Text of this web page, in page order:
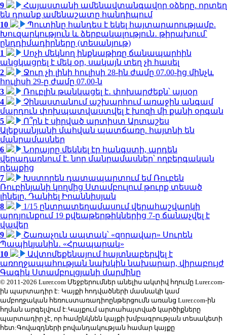
9
Հայաստանի ամենավտանգավոր օձերը. որտեղ
են դրանք ամենաշատը հանդիպում
10
Պուտինը հանդես է եկել հայտարարությամբ.
Խուզարկություն և ձերբակալություն․ թիրախում՝
ընդդիմադիրները (տեսանյութ)
1
Սոչի մեկնող ինքնաթիռը ճանապարհին
անցկացրել է մեկ օր, սակայն տեղ չի հասել
2
Ջուր չի լինի հուլիսի 28-ին ժամը 07.00-ից մինչև
հուլիսի 29-ը ժամը 07.00-ն
3
Ռուբլին թանկացել է․ փոխարժեքն՝ այսօր
4
Չինաստանում աշխարհում առաջին անգամ
մարդուն փոխպատվաստվել է խոզի մի քանի օրգան
5
Ո՞րն է սիրված արտիստ Արտաշես
Ալեքսանյանի մահվան պատճառը. հայտնի են
մանրամասներ
6
Նորայրը մեկնել էր հանգստի, արդեն
վերադառնում է. նոր մանրամասներ՝ ողբերգական
դեպքից
7
Խստորեն դատապարտում եմ Ռուբեն
Ռուբինյանի կողմից Ստամբուլում թուրք տեսած
լինելը. Դանիել Իոաննիսյան
8
1/15 ընտրատեղամասում վերահաշվարկի
արդյունքում 19 քվեաթերթիկներից 7-ը ճանաչվել է
վավեր
9
Շառաչուն ապտակ՝ «զորավար» Սուրեն
Պապիկյանին․ «Հրապարակ»
10
Ավտոմեքենայում հայտնաբերվել է
առողջապահության նախկին նախարար, վիրաբույժ
Գագիկ Ստամբուլցյանի մարմինը
© 2011-2026 Lurer.com Մեջբերումներ անելիս ակտիվ հղումը Lurer.com-
ին պարտադիր է: Կայքի հոդվածների մասնակի կամ
ամբողջական հեռուստառադիոընթերցումն առանց Lurer.com-ին
հղման արգելվում է:Կայքում արտահայտված կարծիքները
պարտադիր չէ, որ համընկնեն կայքի խմբագրության տեսակետի
հետ:Գովազդների բովանդակության համար կայքը